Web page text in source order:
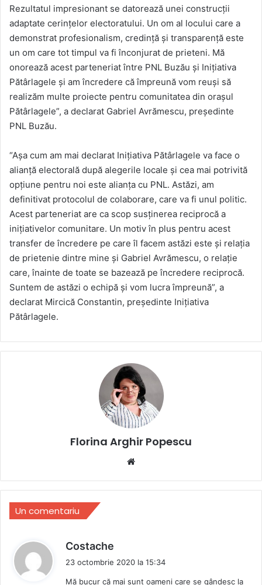
Rezultatul impresionant se datorează unei construcții
adaptate cerințelor electoratului. Un om al locului care a
demonstrat profesionalism, credință și transparență este
un om care tot timpul va fi înconjurat de prieteni. Mă
onorează acest parteneriat între PNL Buzău și Inițiativa
Pătârlagele și am încredere că împreună vom reuși să
realizăm multe proiecte pentru comunitatea din orașul
Pătârlagele”, a declarat Gabriel Avrămescu, președinte
PNL Buzău.
“Așa cum am mai declarat Inițiativa Pătârlagele va face o
alianță electorală după alegerile locale și cea mai potrivită
opțiune pentru noi este alianța cu PNL. Astăzi, am
definitivat protocolul de colaborare, care va fi unul politic.
Acest parteneriat are ca scop susținerea reciprocă a
inițiativelor comunitare. Un motiv în plus pentru acest
transfer de încredere pe care îl facem astăzi este și relația
de prietenie dintre mine și Gabriel Avrămescu, o relație
care, înainte de toate se bazează pe încredere reciprocă.
Suntem de astăzi o echipă și vom lucra împreună”, a
declarat Mircică Constantin, președinte Inițiativa
Pătârlagele.
Florina Arghir Popescu
Un comentariu
Costache
23 octombrie 2020 la 15:34
Mă bucur că mai sunt oameni care se gândesc la